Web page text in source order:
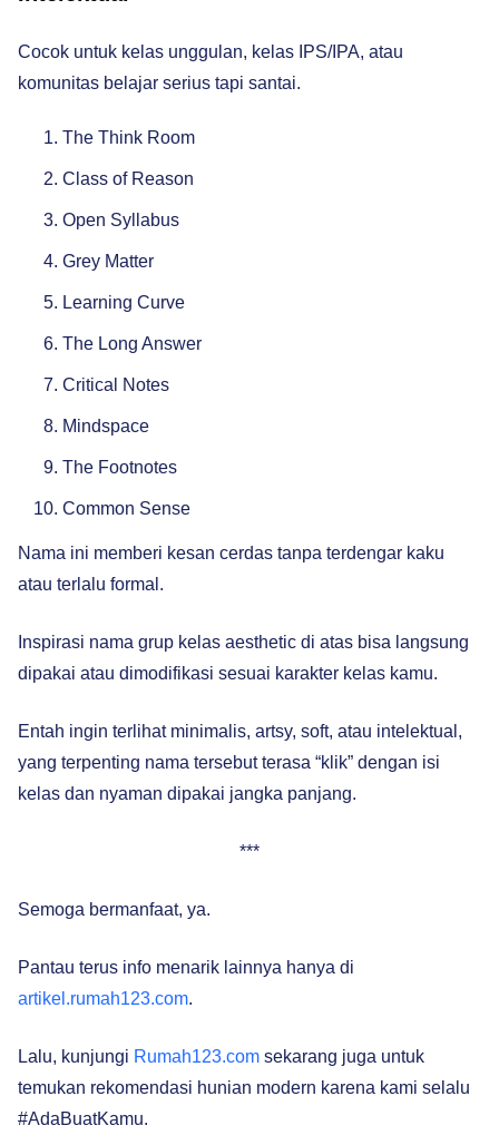
Cocok untuk kelas unggulan, kelas IPS/IPA, atau
komunitas belajar serius tapi santai.
The Think Room
Class of Reason
Open Syllabus
Grey Matter
Learning Curve
The Long Answer
Critical Notes
Mindspace
The Footnotes
Common Sense
Nama ini memberi kesan cerdas tanpa terdengar kaku
atau terlalu formal.
Inspirasi nama grup kelas aesthetic di atas bisa langsung
dipakai atau dimodifikasi sesuai karakter kelas kamu.
Entah ingin terlihat minimalis, artsy, soft, atau intelektual,
yang terpenting nama tersebut terasa “klik” dengan isi
kelas dan nyaman dipakai jangka panjang.
***
Semoga bermanfaat, ya.
Pantau terus info menarik lainnya hanya di
artikel.rumah123.com.
Lalu, kunjungi Rumah123.com sekarang juga untuk
temukan rekomendasi hunian modern karena kami selalu
#AdaBuatKamu.